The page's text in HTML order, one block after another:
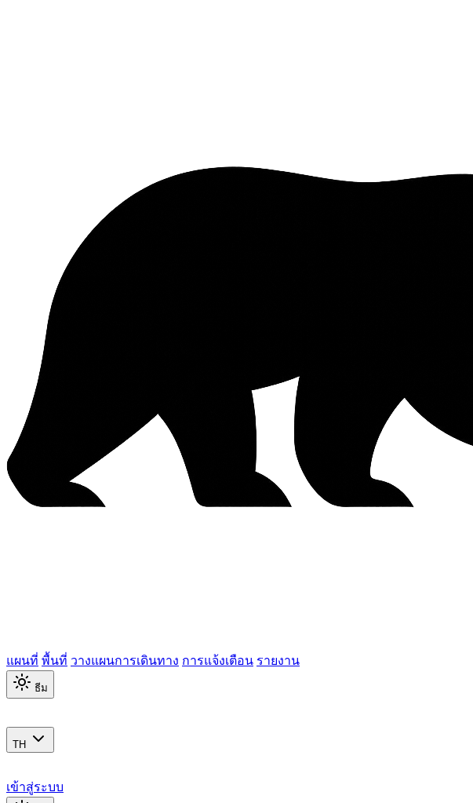
แผนที่ พื้นที่ วางแผนการเดินทาง การแจ้งเตือน รายงาน
ธีม
TH
เข้าสู่ระบบ